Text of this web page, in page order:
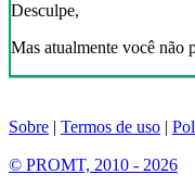
Desculpe,
Mas atualmente você não
Sobre | Termos de uso |
© PROMT, 2010 - 2026